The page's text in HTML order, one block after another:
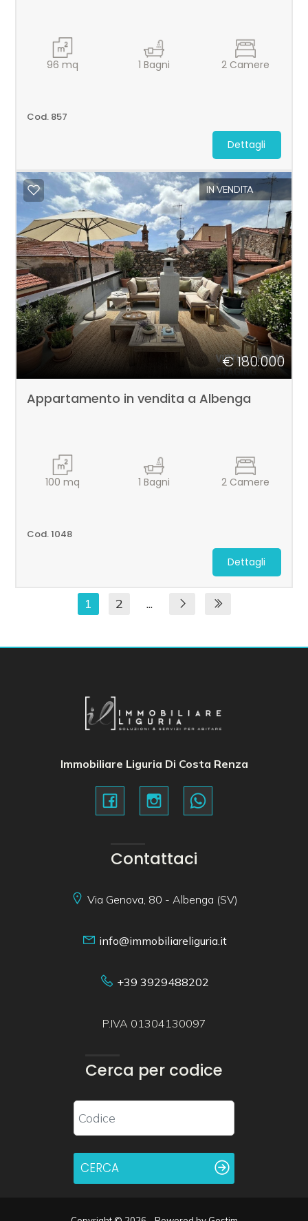
96 mq 1 Bagni 2 Camere
Cod. 857
Dettagli
IN VENDITA
€ 180.000
Appartamento in vendita a Albenga
100 mq 1 Bagni 2 Camere
Cod. 1048
Dettagli
1 2 ...
Immobiliare Liguria Di Costa Renza
Contattaci
Via Genova, 80 - Albenga (SV)
info@immobiliareliguria.it
+39 3929488202
P.IVA 01304130097
Cerca per codice
CERCA